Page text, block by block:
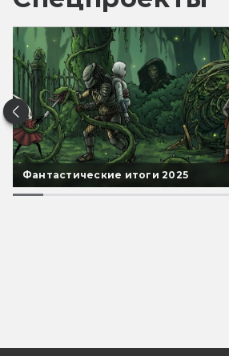
Фантастические итоги 2025